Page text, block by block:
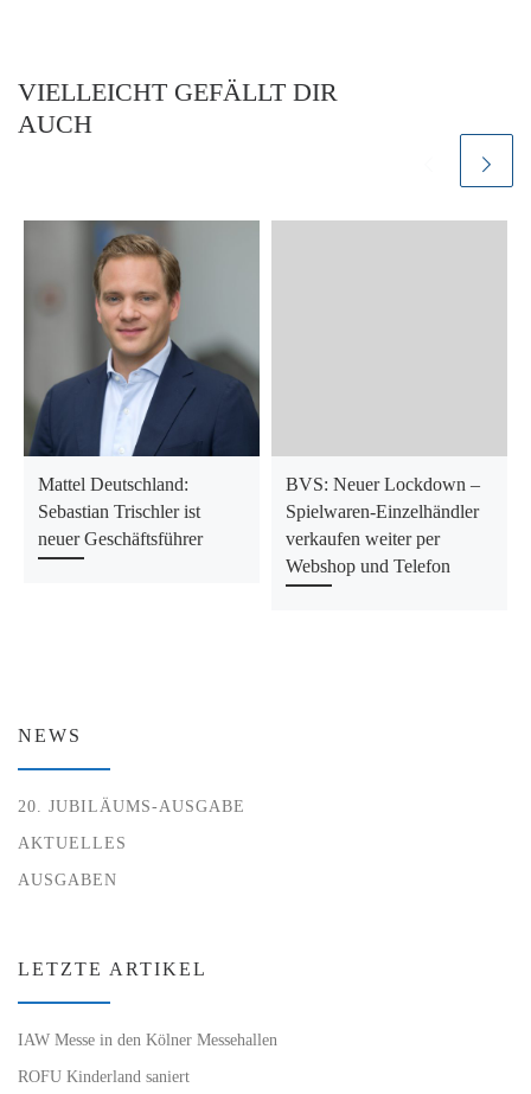
VIELLEICHT GEFÄLLT DIR
AUCH
Mattel Deutschland:
Sebastian Trischler ist
neuer Geschäftsführer
BVS: Neuer Lockdown –
Spielwaren-Einzelhändler
verkaufen weiter per
Webshop und Telefon
NEWS
20. JUBILÄUMS-AUSGABE
AKTUELLES
AUSGABEN
LETZTE ARTIKEL
IAW Messe in den Kölner Messehallen
ROFU Kinderland saniert